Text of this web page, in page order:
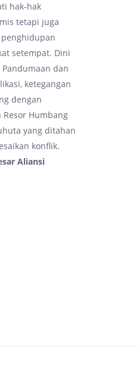
hak-hak
tetapi juga
setempat. Dini
dan
ketegangan
dengan
Resor Humbang
yang ditahan
konflik.
Aliansi